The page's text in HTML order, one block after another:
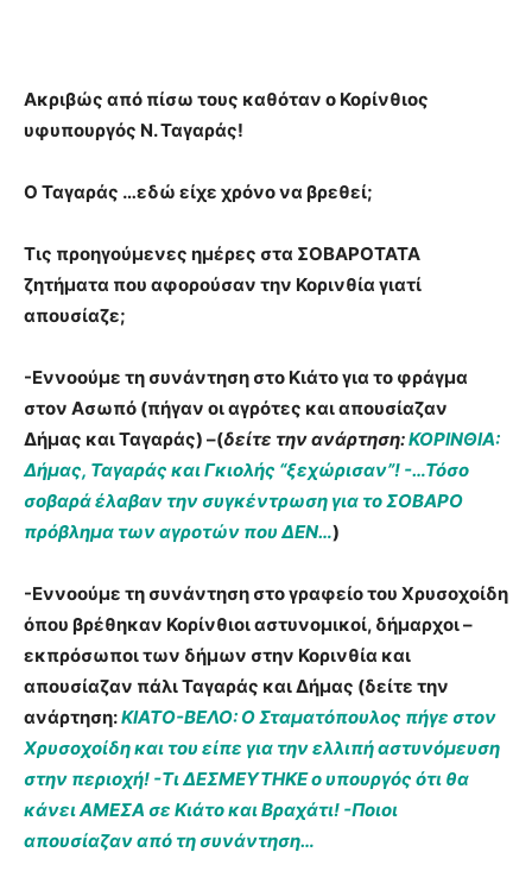
Ακριβώς από πίσω τους καθόταν ο Κορίνθιος
υφυπουργός Ν. Ταγαράς!
Ο Ταγαράς …εδώ είχε χρόνο να βρεθεί;
Τις προηγούμενες ημέρες στα ΣΟΒΑΡΟΤΑΤΑ
ζητήματα που αφορούσαν την Κορινθία γιατί
απουσίαζε;
-Εννοούμε τη συνάντηση στο Κιάτο για το φράγμα
στον Ασωπό (πήγαν οι αγρότες και απουσίαζαν
Δήμας και Ταγαράς) –(δείτε την ανάρτηση:ΚΟΡΙΝΘΙΑ:
Δήμας, Ταγαράς και Γκιολής “ξεχώρισαν”! -…Τόσο
σοβαρά έλαβαν την συγκέντρωση για το ΣΟΒΑΡΟ
πρόβλημα των αγροτών που ΔΕΝ…)
-Εννοούμε τη συνάντηση στο γραφείο του Χρυσοχοίδη
όπου βρέθηκαν Κορίνθιοι αστυνομικοί, δήμαρχοι –
εκπρόσωποι των δήμων στην Κορινθία και
απουσίαζαν πάλι Ταγαράς και Δήμας (δείτε την
ανάρτηση:ΚΙΑΤΟ-ΒΕΛΟ: Ο Σταματόπουλος πήγε στον
Χρυσοχοίδη και του είπε για την ελλιπή αστυνόμευση
στην περιοχή! -Τι ΔΕΣΜΕΥΤΗΚΕ ο υπουργός ότι θα
κάνει ΑΜΕΣΑ σε Κιάτο και Βραχάτι! -Ποιοι
απουσίαζαν από τη συνάντηση…